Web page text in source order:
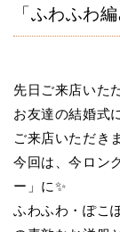
「ふわふわ
先日ご来店いた
お友達の結婚式
ご来店いただき
今回は、今ロン
ー」に✨
ふわふわ・ぽこ